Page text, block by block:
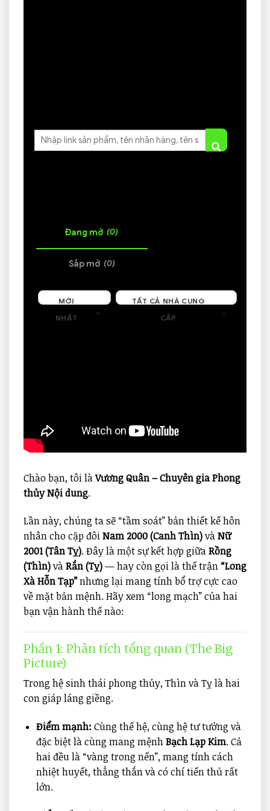
Đang mở (0)
Sắp mở (0)
MỚI
NHẤT
TẤT CẢ NHÀ CUNG
CẤP
Chào bạn, tôi làVương Quân – Chuyên gia Phong
thủy Nội dung.
Lần này, chúng ta sẽ “tầm soát” bản thiết kế hôn
nhân cho cặp đôiNam 2000 (Canh Thìn)vàNữ
2001 (Tân Tỵ). Đây là một sự kết hợp giữaRồng
(Thìn)vàRắn (Tỵ)— hay còn gọi là thế trận “Long
Xà Hỗn Tạp”nhưng lại mang tính bổ trợ cực cao
về mặt bản mệnh. Hãy xem “long mạch” của hai
bạn vận hành thế nào:
Phần 1: Phân tích tổng quan (The Big
Picture)
Trong hệ sinh thái phong thủy, Thìn và Tỵ là hai
con giáp láng giềng.
Điểm mạnh: Cùng thế hệ, cùng hệ tư tưởng và
đặc biệt là cùng mang mệnhBạch Lạp Kim. Cả
hai đều là “vàng trong nến”, mang tính cách
nhiệt huyết, thẳng thắn và có chí tiến thủ rất
lớn.